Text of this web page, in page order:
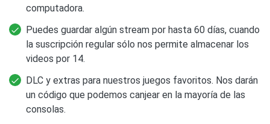
computadora.
Puedes guardar algún stream por hasta 60 días, cuando
la suscripción regular sólo nos permite almacenar los
videos por 14.
DLC y extras para nuestros juegos favoritos. Nos darán
un código que podemos canjear en la mayoría de las
consolas.